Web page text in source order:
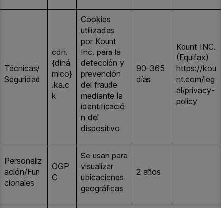
Técnicas/
Seguridad
cdn.
{diná
mico}
.ka.c
k
Cookies
utilizadas
por Kount
Inc. para la
detección y
prevención
del fraude
mediante la
identificació
n del
dispositivo
90–365
días
Kount INC.
(Equifax)
https://kou
nt.com/leg
al/privacy-
policy
Personaliz
ación/Fun
cionales
OGP
C
Se usan para
visualizar
ubicaciones
geográficas
2 años